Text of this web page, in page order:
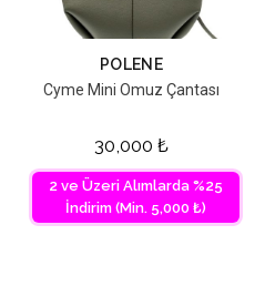
POLENE
Cyme Mini Omuz Çantası
30,000 ₺
2 ve Üzeri Alımlarda %25
İndirim (Min. 5,000 ₺)